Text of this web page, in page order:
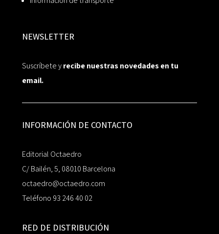
NEWSLETTER
Suscríbete yrecibe nuestras novedades en tu
email.
INFORMACIÓN DE CONTACTO
Editorial Octaedro
C/ Bailén, 5, 08010 Barcelona
octaedro@octaedro.com
Teléfono 93 246 40 02
RED DE DISTRIBUCIÓN